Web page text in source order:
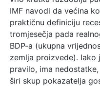
IMF navodi da većina
praktičnu definiciju
tromjesečja pada
BDP-a (ukupna
zemlja proizvede).
pravilo, ima
širi skup pokazatelja